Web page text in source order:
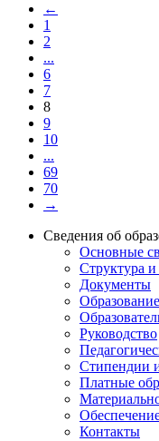
←
1
2
...
6
7
8
9
10
...
69
70
→
Сведения об
Основные
Структура
Документы
Образование
Руководство
Стипендии
Платные
Контакты